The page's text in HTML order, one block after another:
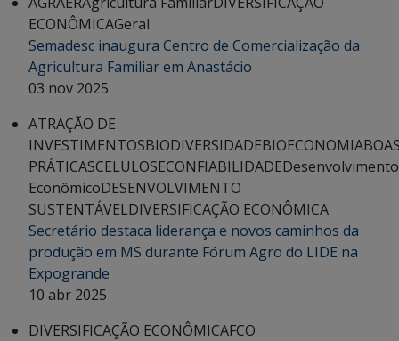
ECONÔMICAGeral
Semadesc inaugura Centro de Comercialização da
Agricultura Familiar em Anastácio
03 nov 2025
ATRAÇÃO DE
INVESTIMENTOSBIODIVERSIDADEBIOECONOMIA
PRÁTICASCELULOSECONFIABILIDADEDesenvolvimento
EconômicoDESENVOLVIMENTO
SUSTENTÁVELDIVERSIFICAÇÃO ECONÔMICA
Secretário destaca liderança e novos caminhos da
produção em MS durante Fórum Agro do LIDE na
Expogrande
10 abr 2025
DIVERSIFICAÇÃO ECONÔMICAFCO